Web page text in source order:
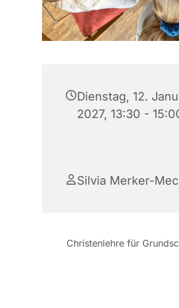
Dienstag, 12.
2027, 13:30 -
Silvia Merker-
Christenlehre für